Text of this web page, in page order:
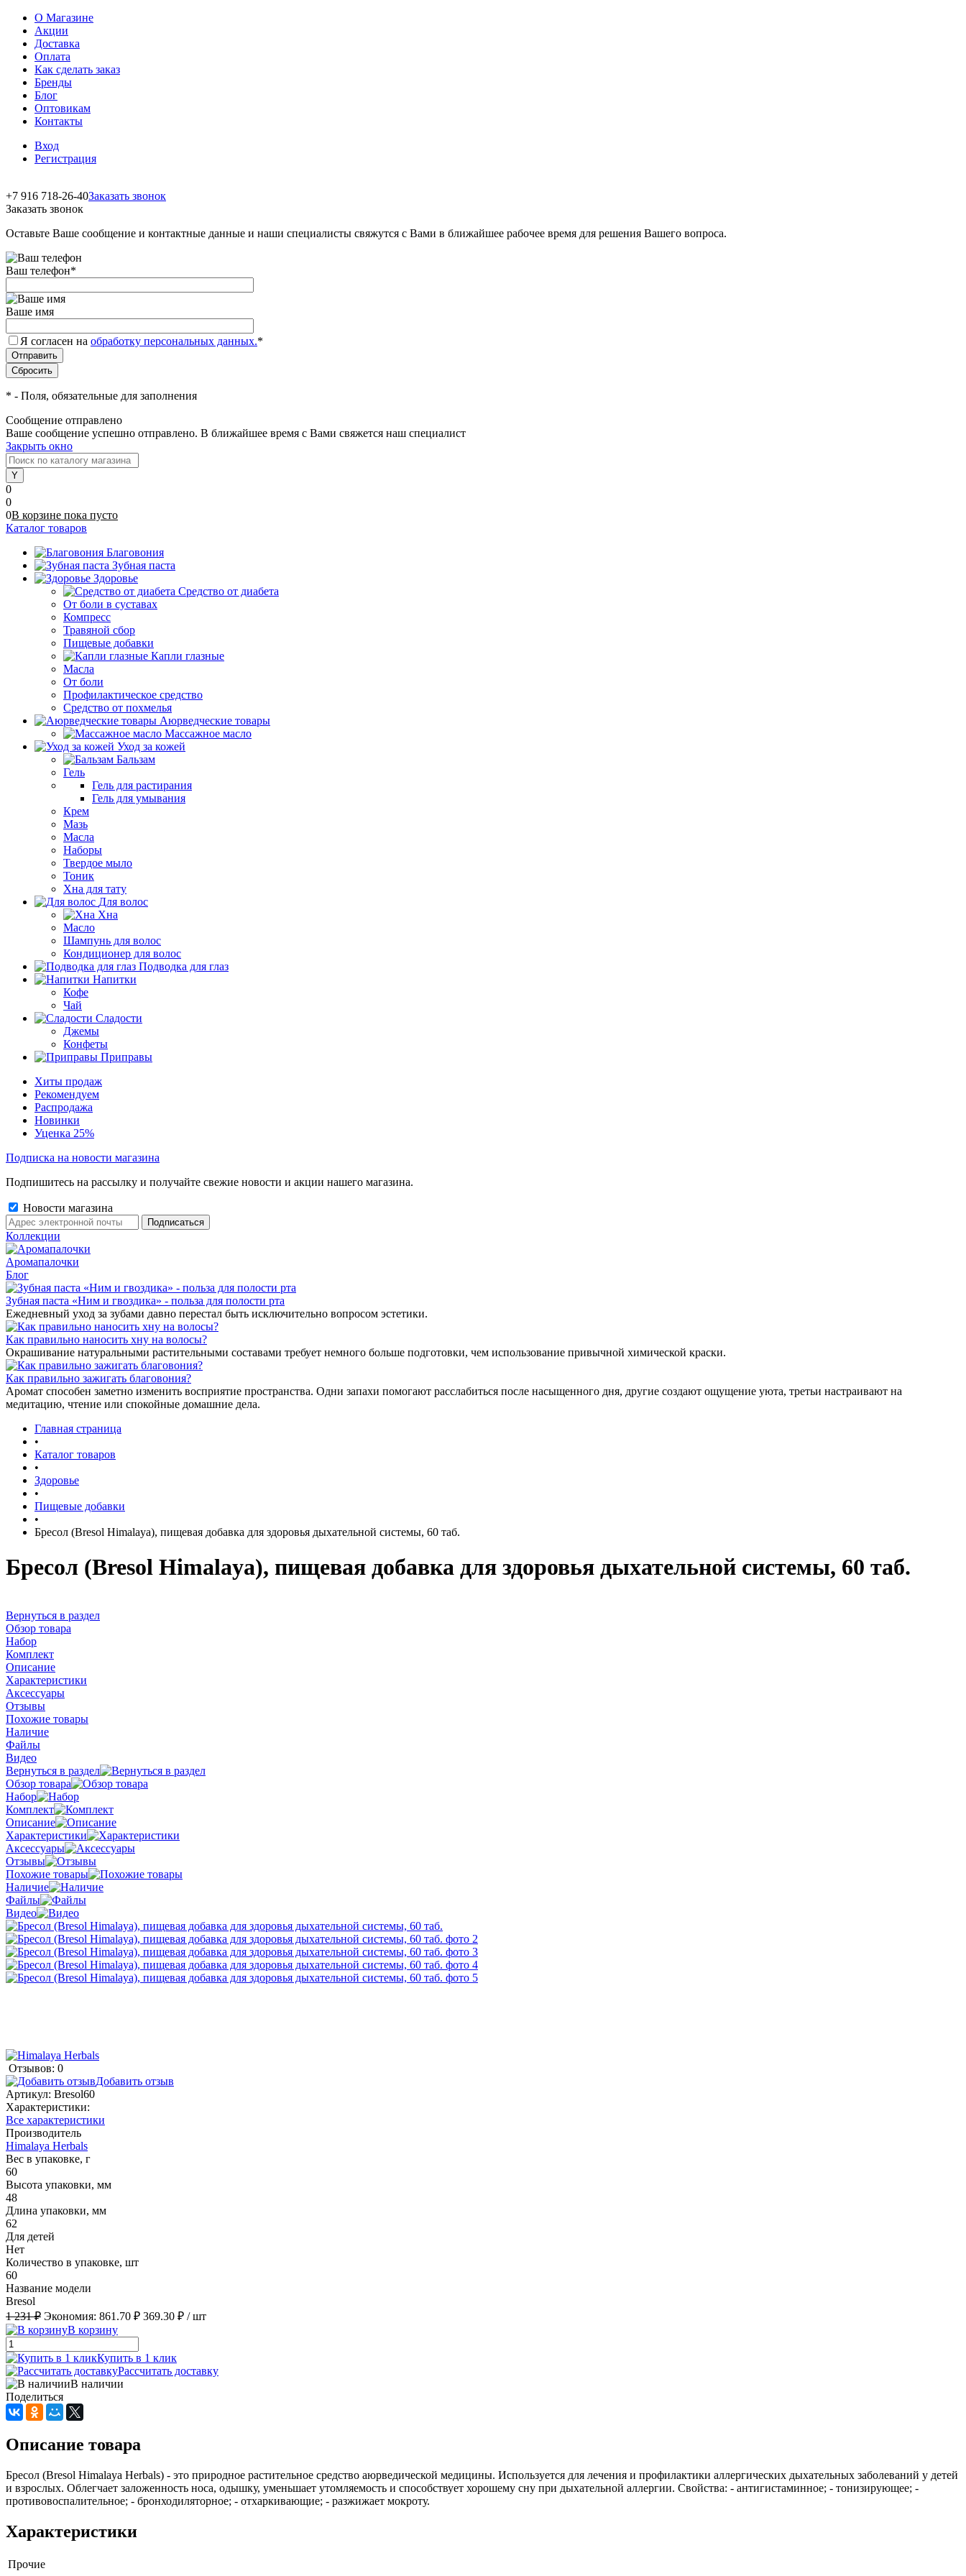
О Магазине
Акции
Доставка
Оплата
Как сделать заказ
Бренды
Блог
Оптовикам
Контакты
Вход
Регистрация
+7 916 718-26-40Заказать звонок
Заказать звонок
Оставьте Ваше сообщение и контактные данные и наши специалисты свяжутся с Вами в ближайшее рабочее время для решения Вашего вопроса.
Ваш телефон*
Ваше имя
Я согласен на обработку персональных данных.*
* - Поля, обязательные для заполнения
Сообщение отправлено
Ваше сообщение успешно отправлено. В ближайшее время с Вами свяжется наш специалист
Закрыть окно
0
0
0В корзине пока пусто
Каталог товаров
Благовония
Зубная паста
Здоровье
Средство от диабета
От боли в суставах
Компресс
Травяной сбор
Пищевые добавки
Капли глазные
Масла
От боли
Профилактическое средство
Средство от похмелья
Аюрведческие товары
Массажное масло
Уход за кожей
Бальзам
Гель
Гель для растирания
Гель для умывания
Крем
Мазь
Масла
Наборы
Твердое мыло
Тоник
Хна для тату
Для волос
Хна
Масло
Шампунь для волос
Кондиционер для волос
Подводка для глаз
Напитки
Кофе
Чай
Сладости
Джемы
Конфеты
Приправы
Хиты продаж
Рекомендуем
Распродажа
Новинки
Уценка 25%
Подписка на новости магазина
Подпишитесь на рассылку и получайте свежие новости и акции нашего магазина.
Новости магазина
Коллекции
Аромапалочки
Блог
Зубная паста «Ним и гвоздика» - польза для полости рта
Ежедневный уход за зубами давно перестал быть исключительно вопросом эстетики.
Как правильно наносить хну на волосы?
Окрашивание натуральными растительными составами требует немного больше подготовки, чем использование привычной химической краски.
Как правильно зажигать благовония?
Аромат способен заметно изменить восприятие пространства. Одни запахи помогают расслабиться после насыщенного дня, другие создают ощущение уюта, третьи настраивают на
медитацию, чтение или спокойные домашние дела.
Главная страница
•
Каталог товаров
•
Здоровье
•
Пищевые добавки
•
Бресол (Bresol Himalaya), пищевая добавка для здоровья дыхательной системы, 60 таб.
Бресол (Bresol Himalaya), пищевая добавка для здоровья дыхательной системы, 60 таб.
Вернуться в раздел
Обзор товара
Набор
Комплект
Описание
Характеристики
Аксессуары
Отзывы
Похожие товары
Наличие
Файлы
Видео
Вернуться в раздел
Обзор товара
Набор
Комплект
Описание
Характеристики
Аксессуары
Отзывы
Похожие товары
Наличие
Файлы
Видео
Отзывов: 0
Добавить отзыв
Артикул: Bresol60
Характеристики:
Все характеристики
Производитель
Himalaya Herbals
Вес в упаковке, г
60
Высота упаковки, мм
48
Длина упаковки, мм
62
Для детей
Нет
Количество в упаковке, шт
60
Название модели
Bresol
1 231 ₽ Экономия: 861.70 ₽ 369.30 ₽ / шт
В корзину
Купить в 1 клик
Рассчитать доставку
В наличии
Поделиться
Описание товара
Бресол (Bresol Himalaya Herbals) - это природное растительное средство аюрведической медицины. Используется для лечения и профилактики аллергических дыхательных заболеваний у детей
и взрослых. Облегчает заложенность носа, одышку, уменьшает утомляемость и способствует хорошему сну при дыхательной аллергии. Свойства: - антигистаминное; - тонизирующее; -
противовоспалительное; - бронходиляторное; - отхаркивающие; - разжижает мокроту.
Характеристики
Прочие